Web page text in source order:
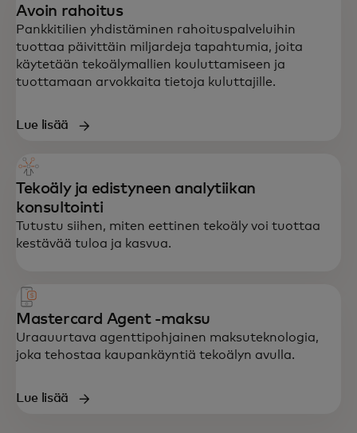
Avoin rahoitus
Pankkitilien yhdistäminen rahoituspalveluihin
tuottaa päivittäin miljardeja tapahtumia, joita
käytetään tekoälymallien kouluttamiseen ja
tuottamaan arvokkaita tietoja kuluttajille.
Lue lisää
Tekoäly ja edistyneen analytiikan
konsultointi
Tutustu siihen, miten eettinen tekoäly voi tuottaa
kestävää tuloa ja kasvua.
Mastercard Agent ‑maksu
Uraauurtava agenttipohjainen maksuteknologia,
joka tehostaa kaupankäyntiä tekoälyn avulla.
Lue lisää